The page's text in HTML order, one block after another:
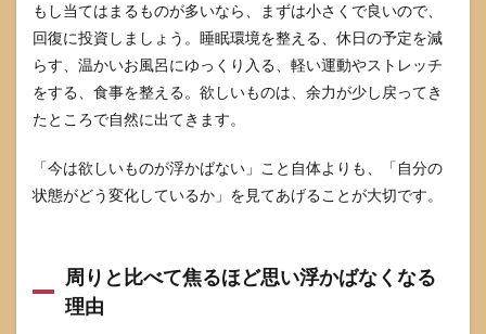
友人
に聞
かれ
きの
答え
4.4
職場
聞か
れた
とき
もし当てはまるものが多いなら、まずは小さくで良いので、
回復に投資しましょう。睡眠環境を整える、休日の予定を減
らす、温かいお風呂にゆっくり入る、軽い運動やストレッチ
をする、食事を整える。欲しいものは、余力が少し戻ってき
たところで自然に出てきます。
「今は欲しいものが浮かばない」こと自体よりも、「自分の
状態がどう変化しているか」を見てあげることが大切です。
周りと比べて焦るほど思い浮かばなくなる
理由